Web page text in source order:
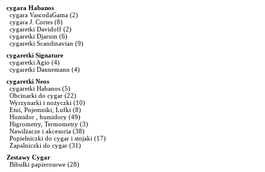
cygara Habanos
cygara VascodaGama (2)
cygara J. Cortes (8)
cygaretki Davidoff (2)
cygaretki Djarum (6)
cygaretki Scandinavian (9)
cygaretki Signature
cygaretki Agio (4)
cygaretki Dannemann (4)
cygaretki Neos
cygaretki Habanos (5)
Obcinarki do cygar (22)
Wyrzynarki i nożyczki (10)
Etui, Pojemniki, Lufki (8)
Humidor , humidory (49)
Higrometry, Termometry (3)
Nawilżacze i akcesoria (38)
Popielniczki do cygar i stojaki (17)
Zapalniczki do cygar (31)
Zestawy Cygar
Bibułki papierosowe (28)